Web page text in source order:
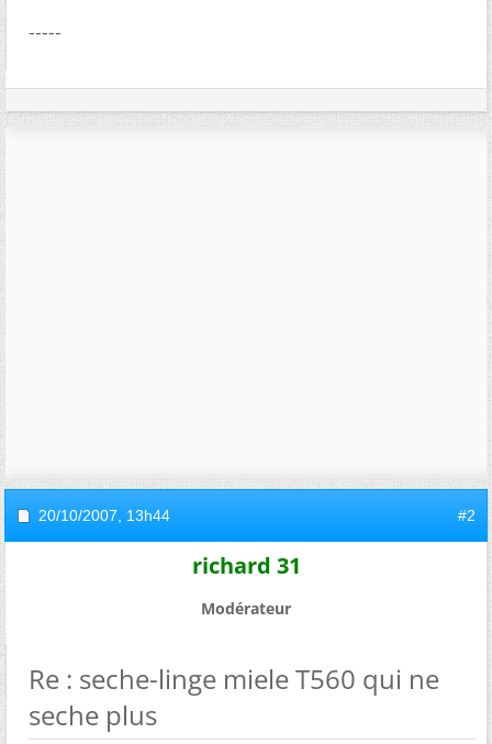
-----
20/10/2007, 13h44 #2
richard 31
Modérateur
Re : seche-linge miele T560 qui ne
seche plus